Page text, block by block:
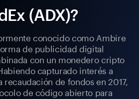
(ADX)?
conocido como Ambire
de publicidad digital
con un monedero cripto
capturado interés a
recaudación de fondos en 2017,
de código abierto para